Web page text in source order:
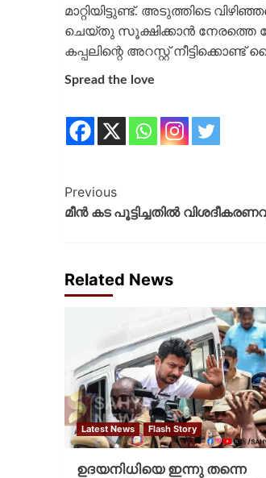
മാറ്റിയിട്ടുണ്ട്. അടുത്തിടെ
ചെയ്തു സൂക്ഷിക്കാന്‍ നേരത്തെ
കപ്പലിന്റെ അറസ്റ്റ്
Spread the love
Previous
മീന്‍ കട പൂട്ടിച്ചതില്‍
Related News
Latest News Flash Story
ഉദയനിധിയെ ഇന്നു തന്നെ